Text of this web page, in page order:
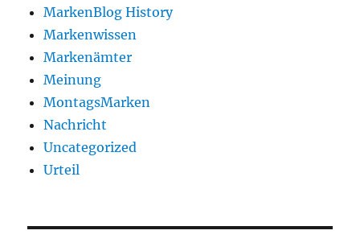
MarkenBlog History
Markenwissen
Markenämter
Meinung
MontagsMarken
Nachricht
Uncategorized
Urteil